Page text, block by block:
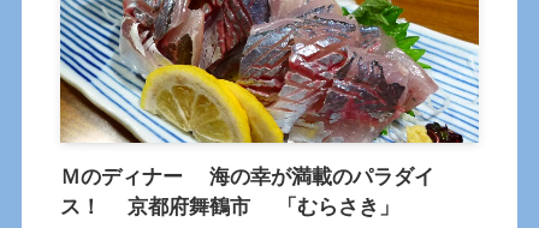
Ｍのディナー 海の幸が満載のパラダイ
ス！ 京都府舞鶴市 「むらさき」